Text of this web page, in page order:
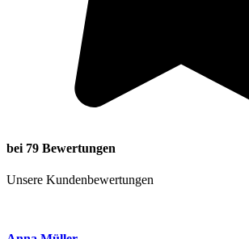
bei 79 Bewertungen
Unsere Kundenbewertungen